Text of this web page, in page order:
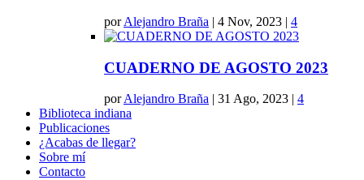
porAlejandro Braña | 4 Nov, 2023 | 4
CUADERNO DE AGOSTO 2023
porAlejandro Braña | 31 Ago, 2023 | 4
Biblioteca indiana
Publicaciones
¿Acabas de llegar?
Sobre mí
Contacto